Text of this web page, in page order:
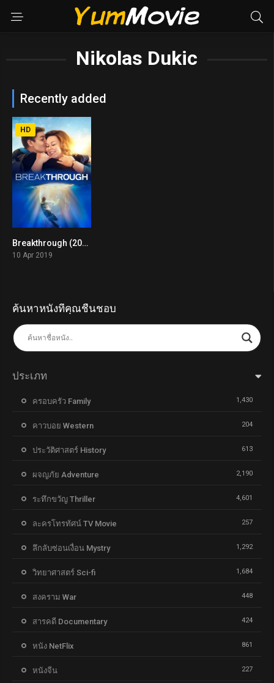
Nikolas Dukic
Recently added
6.3
HD
Breakthrough (2019)
10 Apr 2019
ค้นหาหนังที่คุณชื่นชอบ
ประเภท
ครอบครัว Family 1,430
คาวบอย Western 204
ประวัติศาสตร์ History 613
ผจญภัย Adventure 2,190
ระทึกขวัญ Thriller 4,601
ละครโทรทัศน์ TV Movie 257
ลึกลับซ่อนเงื่อน Mystry 1,292
วิทยาศาสตร์ Sci-fi 1,684
สงคราม War 448
สารคดี Documentary 424
หนัง NetFlix 861
หนังจีน 227